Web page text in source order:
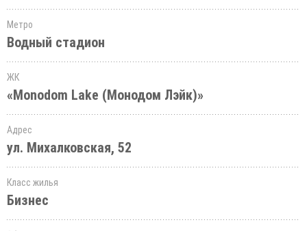
Метро
Водный стадион
ЖК
«Monodom Lake (Монодом Лэйк)»
Адрес
ул. Михалковская, 52
Класс жилья
Бизнес